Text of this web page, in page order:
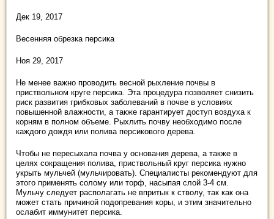
Дек 19, 2017
Весенняя обрезка персика
Ноя 29, 2017
Не менее важно проводить весной рыхление почвы в
приствольном круге персика. Эта процедура позволяет снизить
риск развития грибковых заболеваний в почве в условиях
повышенной влажности, а также гарантирует доступ воздуха к
корням в полном объеме. Рыхлить почву необходимо после
каждого дождя или полива персикового дерева.
Чтобы не пересыхала почва у основания дерева, а также в
целях сокращения полива, приствольный круг персика нужно
укрыть мульчей (мульчировать). Специалисты рекомендуют для
этого применять солому или торф, насыпая слой 3-4 см.
Мульчу следует располагать не впритык к стволу, так как она
может стать причиной подопревания коры, и этим значительно
ослабит иммунитет персика.